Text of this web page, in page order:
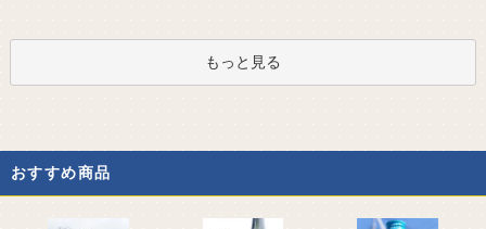
もっと見る
おすすめ商品